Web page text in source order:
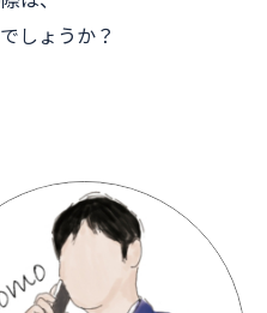
しょうか？